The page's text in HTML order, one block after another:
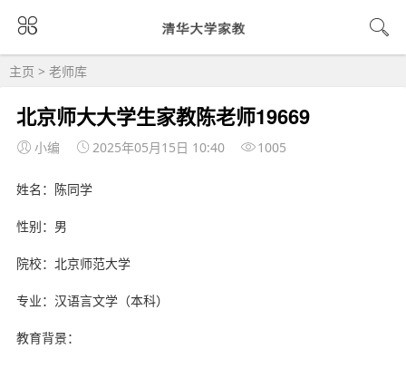
主页 > 老师库
北京师大大学生家教陈老师19669
小编 2025年05月15日 10:40 1005
姓名：陈同学
性别：男
院校：北京师范大学
专业：汉语言文学（本科）
教育背景：